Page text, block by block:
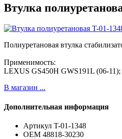
Втулка
Полиуретановая втулка
Применимость:
LEXUS GS450H GWS191L (06-
В магазин ...
Дополнительная информация
Артикул T-01-1348
ОЕМ 48818-30230